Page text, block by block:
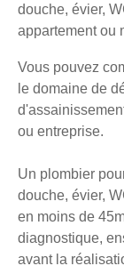
douche, évier,
appartement ou
Vous pouvez
le domaine de
ou entreprise.
Un plombier
douche, évier,
en moins de
diagnostique,
avant la